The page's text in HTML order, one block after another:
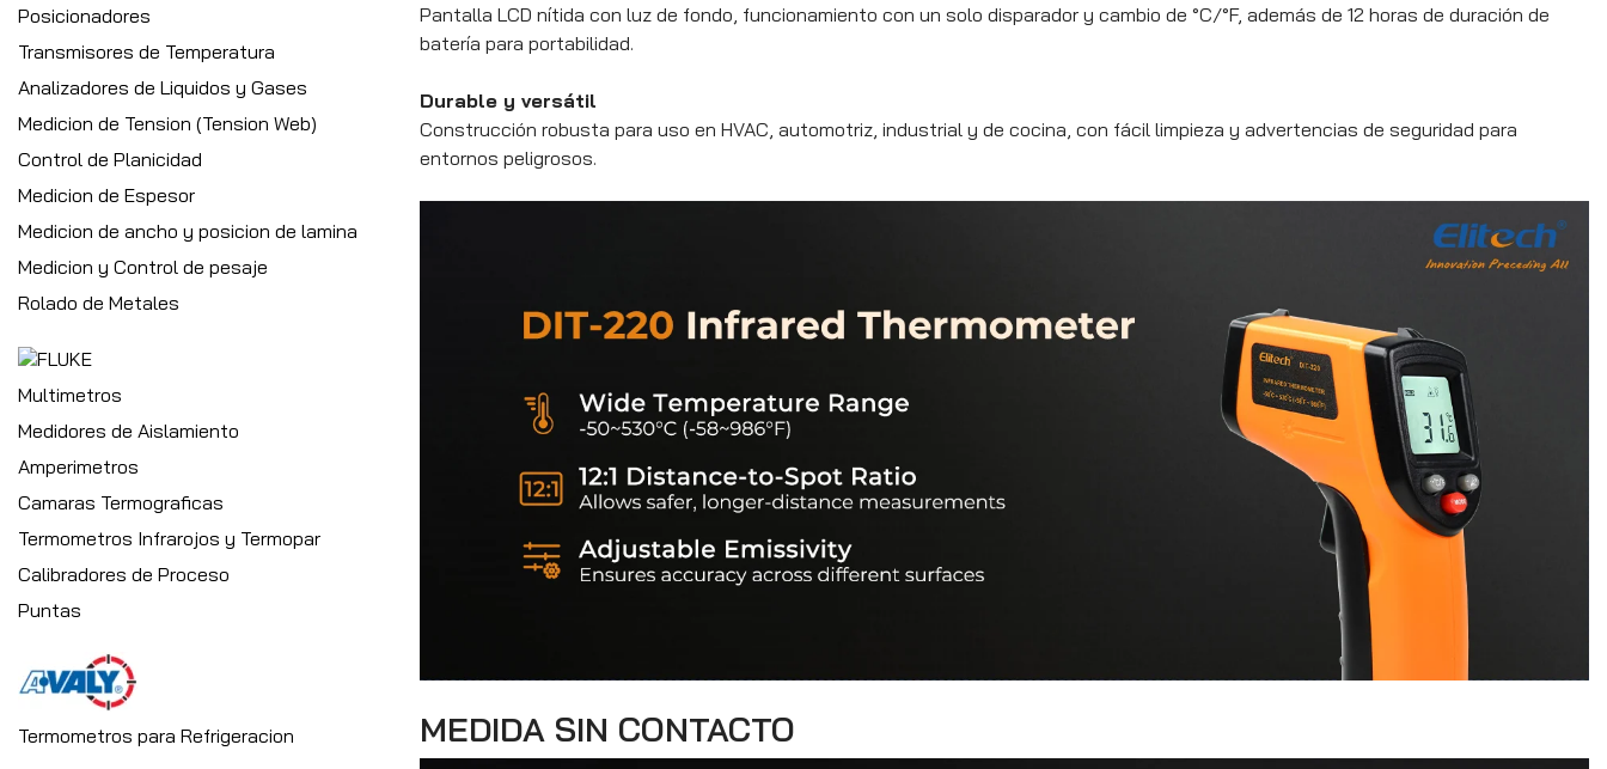
Posicionadores
Transmisores de Temperatura
Analizadores de Liquidos y Gases
Medicion de Tension (Tension Web)
Control de Planicidad
Medicion de Espesor
Medicion de ancho y posicion de lamina
Medicion y Control de pesaje
Rolado de Metales
Multimetros
Medidores de Aislamiento
Amperimetros
Camaras Termograficas
Termometros Infrarojos y Termopar
Calibradores de Proceso
Puntas
Termometros para Refrigeracion
Pantalla LCD nítida con luz de fondo, funcionamiento con un solo disparador y cambio de °C/°F, además de 12 horas de duración de
batería para portabilidad.
Durable y versátil
Construcción robusta para uso en HVAC, automotriz, industrial y de cocina, con fácil limpieza y advertencias de seguridad para
entornos peligrosos.
MEDIDA SIN CONTACTO